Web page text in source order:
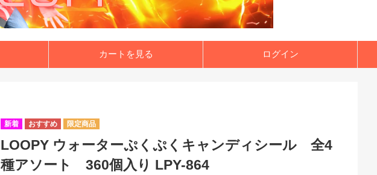
カートを見る ログイン
LOOPY ウォーターぷくぷくキャンディシール 全4
種アソート 360個入り LPY-864